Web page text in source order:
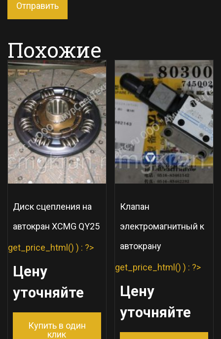
Похожие
Диск сцепления на
автокран XCMG QY25
get_price_html() ) : ?>
Цену
уточняйте
Купить в один
клик
Клапан
электромагнитный к
автокрану
get_price_html() ) : ?>
Цену
уточняйте